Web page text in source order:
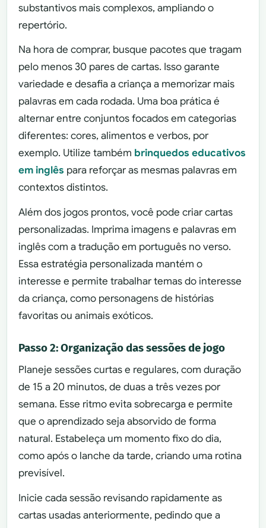
substantivos mais complexos, ampliando o
repertório.
Na hora de comprar, busque pacotes que tragam
pelo menos 30 pares de cartas. Isso garante
variedade e desafia a criança a memorizar mais
palavras em cada rodada. Uma boa prática é
alternar entre conjuntos focados em categorias
diferentes: cores, alimentos e verbos, por
exemplo. Utilize também brinquedos educativos
em inglês para reforçar as mesmas palavras em
contextos distintos.
Além dos jogos prontos, você pode criar cartas
personalizadas. Imprima imagens e palavras em
inglês com a tradução em português no verso.
Essa estratégia personalizada mantém o
interesse e permite trabalhar temas do interesse
da criança, como personagens de histórias
favoritas ou animais exóticos.
Passo 2: Organização das sessões de jogo
Planeje sessões curtas e regulares, com duração
de 15 a 20 minutos, de duas a três vezes por
semana. Esse ritmo evita sobrecarga e permite
que o aprendizado seja absorvido de forma
natural. Estabeleça um momento fixo do dia,
como após o lanche da tarde, criando uma rotina
previsível.
Inicie cada sessão revisando rapidamente as
cartas usadas anteriormente, pedindo que a